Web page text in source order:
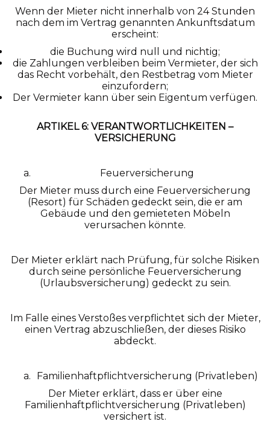
Wenn der Mieter nicht innerhalb von 24 Stunden
nach dem im Vertrag genannten Ankunftsdatum
erscheint:
die Buchung wird null und nichtig;
die Zahlungen verbleiben beim Vermieter, der sich
das Recht vorbehält, den Restbetrag vom Mieter
einzufordern;
Der Vermieter kann über sein Eigentum verfügen.
ARTIKEL 6: VERANTWORTLICHKEITEN –
VERSICHERUNG
Feuerversicherung
Der Mieter muss durch eine Feuerversicherung
(Resort) für Schäden gedeckt sein, die er am
Gebäude und den gemieteten Möbeln
verursachen könnte.
Der Mieter erklärt nach Prüfung, für solche Risiken
durch seine persönliche Feuerversicherung
(Urlaubsversicherung) gedeckt zu sein.
Im Falle eines Verstoßes verpflichtet sich der Mieter,
einen Vertrag abzuschließen, der dieses Risiko
abdeckt.
Familienhaftpflichtversicherung (Privatleben)
Der Mieter erklärt, dass er über eine
Familienhaftpflichtversicherung (Privatleben)
versichert ist.